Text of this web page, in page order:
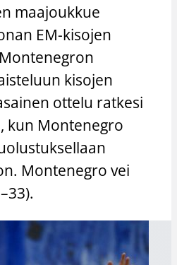
maajoukkue
EM-kisojen
kisojen
ottelu ratkesi
kun Montenegro
Montenegro vei